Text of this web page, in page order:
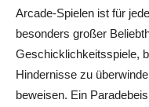
Arcade-Spielen ist für
besonders großer
Geschicklichkeitsspiele,
Hindernisse zu
beweisen. Ein